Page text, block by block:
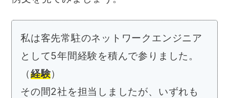
私は客先常駐のネットワークエンジニア
として5年間経験を積んで参りました。
（経験）
その間2社を担当しましたが、いずれも